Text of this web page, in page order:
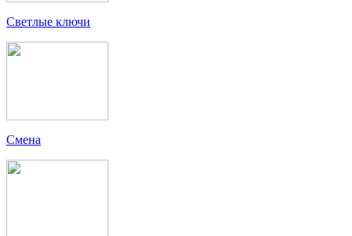
Светлые ключи
Смена